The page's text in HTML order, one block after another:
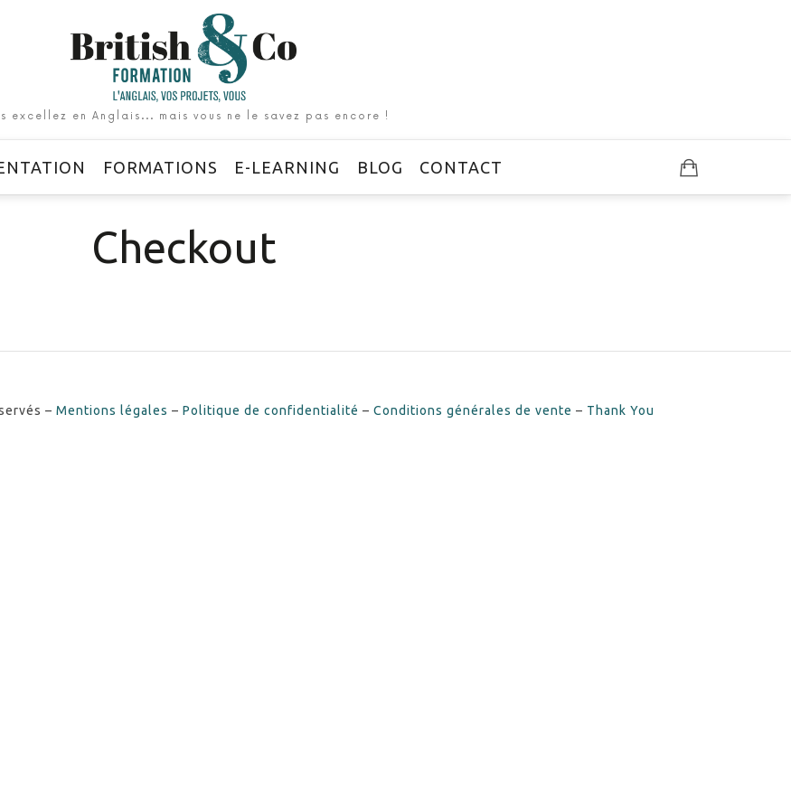
British
&
Co
Formation
excellez en Anglais... mais vous ne le savez pas encore !
FORMATIONS E-LEARNING BLOG CONTACT
Checkout
– Mentions légales – Politique de confidentialité – Conditions générales de vente – Thank You